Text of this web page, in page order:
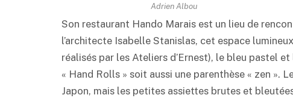
Adrien Albou
Son restaurant Hando Marais est un lieu de
l’architecte Isabelle Stanislas, cet espace
réalisés par les Ateliers d’Ernest), le bleu pastel
« Hand Rolls » soit aussi une parenthèse « zen ».
Japon, mais les petites assiettes brutes et